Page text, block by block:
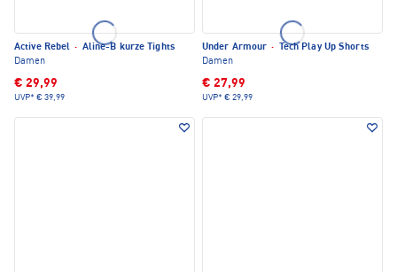
Active Rebel · Aline-B kurze Tights
Damen
€ 29,99
UVP* € 39,99
Under Armour ·
Tech Play Up Shorts
Damen
€ 27,99
UVP* € 29,99